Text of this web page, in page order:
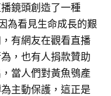
鏡頭創造了一種
為看見生命成長的艱
有網友在觀看直播
，也有人捐款贊助
當人們對黃魚鴞產
主動保護，這正是